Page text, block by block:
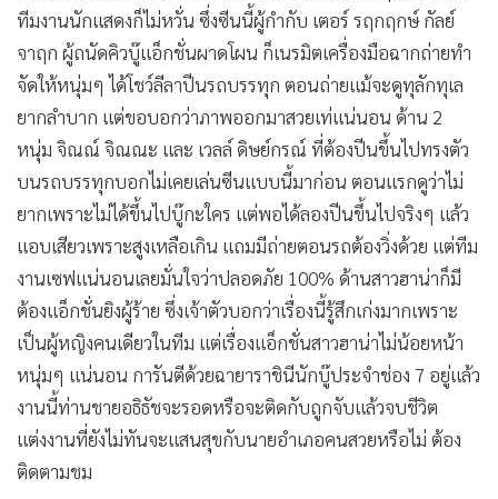
• Celeb Online
• Factcheck
• ญี่ปุ่น
• News1
• Gotomanager
ทีมงานนักแสดงก็ไม่หวั่น ซึ่งซีนนี้ผู้กำกับ เตอร์ รฤกฤกษ์ กัลย์
จาฤก ผู้ถนัดคิวบู๊แอ็กชั่นผาดโผน ก็เนรมิตเครื่องมือฉากถ่ายทำ
จัดให้หนุ่มๆ ได้โชว์ลีลาปีนรถบรรทุก ตอนถ่ายแม้จะดูทุลักทุเล
ยากลำบาก แต่ขอบอกว่าภาพออกมาสวยเท่แน่นอน ด้าน 2
หนุ่ม จิณณ์ จิณณะ และ เวลล์ ดิษย์กรณ์ ที่ต้องปีนขึ้นไปทรงตัว
บนรถบรรทุกบอกไม่เคยเล่นซีนแบบนี้มาก่อน ตอนแรกดูว่าไม่
ยากเพราะไม่ได้ขึ้นไปบู๊กะใคร แต่พอได้ลองปีนขึ้นไปจริงๆ แล้ว
แอบเสียวเพราะสูงเหลือเกิน แถมมีถ่ายตอนรถต้องวิ่งด้วย แต่ทีม
งานเซฟแน่นอนเลยมั่นใจว่าปลอดภัย 100% ด้านสาวฮาน่าก็มี
ต้องแอ็กชั่นยิงผู้ร้าย ซึ่งเจ้าตัวบอกว่าเรื่องนี้รู้สึกเก่งมากเพราะ
เป็นผู้หญิงคนเดียวในทีม แต่เรื่องแอ็กชั่นสาวฮาน่าไม่น้อยหน้า
หนุ่มๆ แน่นอน การันตีด้วยฉายาราชินีนักบู๊ประจำช่อง 7 อยู่แล้ว
งานนี้ท่านชายอธิธัชจะรอดหรือจะติดกับถูกจับแล้วจบชีวิต
แต่งงานที่ยังไม่ทันจะแสนสุขกับนายอำเภอคนสวยหรือไม่ ต้อง
ติดตามชม